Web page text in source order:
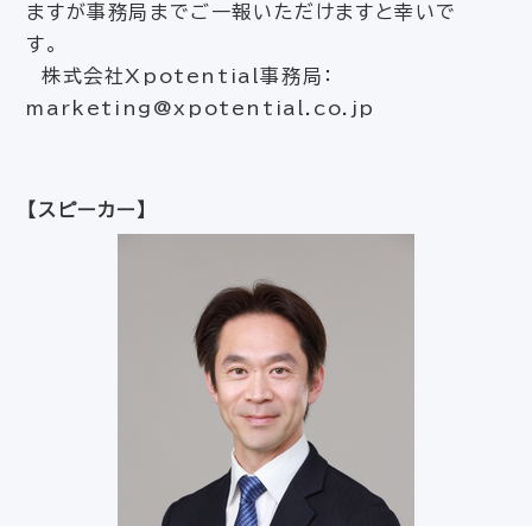
ますが事務局までご一報いただけますと幸いで
す。
株式会社Xpotential事務局：
marketing@xpotential.co.jp
【スピーカー】